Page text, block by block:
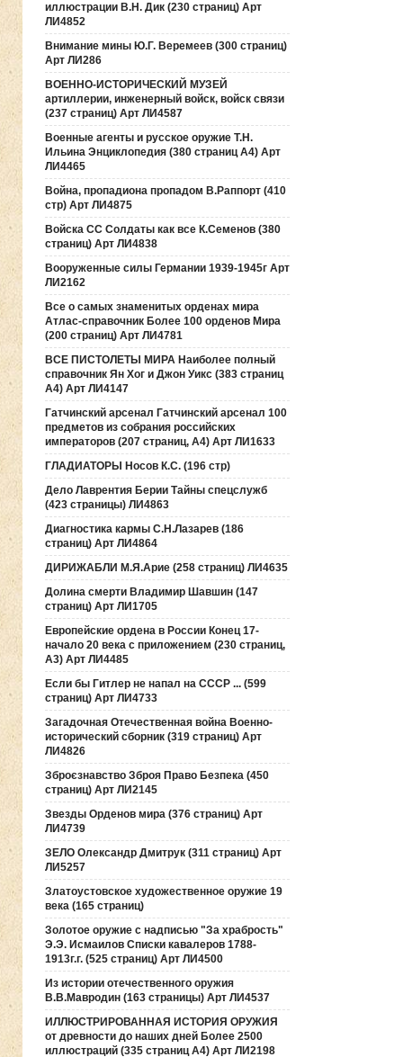
иллюстрации В.Н. Дик (230 страниц) Арт
ЛИ4852
Внимание мины Ю.Г. Веремеев (300 страниц)
Арт ЛИ286
ВОЕННО-ИСТОРИЧЕСКИЙ МУЗЕЙ
артиллерии, инженерный войск, войск связи
(237 страниц) Арт ЛИ4587
Военные агенты и русское оружие Т.Н.
Ильина Энциклопедия (380 страниц А4) Арт
ЛИ4465
Война, пропадиона пропадом В.Раппорт (410
стр) Арт ЛИ4875
Войска СС Солдаты как все К.Семенов (380
страниц) Арт ЛИ4838
Вооруженные силы Германии 1939-1945г Арт
ЛИ2162
Все о самых знаменитых орденах мира
Атлас-справочник Более 100 орденов Мира
(200 страниц) Арт ЛИ4781
ВСЕ ПИСТОЛЕТЫ МИРА Наиболее полный
справочник Ян Хог и Джон Уикс (383 страниц
А4) Арт ЛИ4147
Гатчинский арсенал Гатчинский арсенал 100
предметов из собрания российских
императоров (207 страниц, А4) Арт ЛИ1633
ГЛАДИАТОРЫ Носов К.С. (196 стр)
Дело Лаврентия Берии Тайны спецслужб
(423 страницы) ЛИ4863
Диагностика кармы С.Н.Лазарев (186
страниц) Арт ЛИ4864
ДИРИЖАБЛИ М.Я.Арие (258 страниц) ЛИ4635
Долина смерти Владимир Шавшин (147
страниц) Арт ЛИ1705
Европейские ордена в России Конец 17-
начало 20 века с приложением (230 страниц,
А3) Арт ЛИ4485
Если бы Гитлер не напал на СССР ... (599
страниц) Арт ЛИ4733
Загадочная Отечественная война Военно-
исторический сборник (319 страниц) Арт
ЛИ4826
Зброєзнавство Зброя Право Безпека (450
страниц) Арт ЛИ2145
Звезды Орденов мира (376 страниц) Арт
ЛИ4739
ЗЕЛО Олександр Дмитрук (311 страниц) Арт
ЛИ5257
Златоустовское художественное оружие 19
века (165 страниц)
Золотое оружие с надписью "За храбрость"
Э.Э. Исмаилов Списки кавалеров 1788-
1913г.г. (525 страниц) Арт ЛИ4500
Из истории отечественного оружия
В.В.Мавродин (163 страницы) Арт ЛИ4537
ИЛЛЮСТРИРОВАННАЯ ИСТОРИЯ ОРУЖИЯ
от древности до наших дней Более 2500
иллюстраций (335 страниц А4) Арт ЛИ2198